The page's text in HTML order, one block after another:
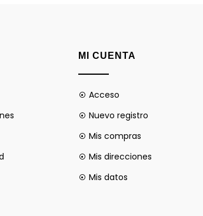
MI CUENTA
Acceso
Nuevo registro
Mis compras
Mis direcciones
Mis datos